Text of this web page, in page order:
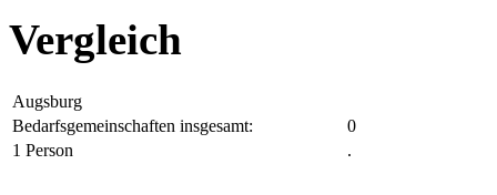
Vergleich
Augsburg
Bedarfsgemeinschaften insgesamt:
0
1 Person
.